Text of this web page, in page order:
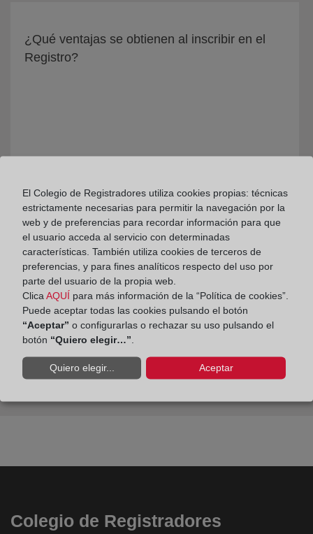
¿Qué ventajas se obtienen al inscribir en el
Registro?
¿Qué es el Registro Público Concursal?
Colegio de Registradores
El Colegio de Registradores utiliza cookies propias: técnicas
estrictamente necesarias para permitir la navegación por la
web y de preferencias para recordar información para que
el usuario acceda al servicio con determinadas
características. También utiliza cookies de terceros de
preferencias, y para fines analíticos respecto del uso por
parte del usuario de la propia web.
Clica AQUÍ para más información de la “Política de cookies”.
Puede aceptar todas las cookies pulsando el botón
“Aceptar” o configurarlas o rechazar su uso pulsando el
botón “Quiero elegir…”
Quiero elegir... Aceptar